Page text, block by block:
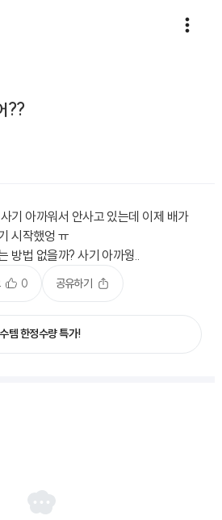
??
기 아까워서 안사고 있는데 이제 배가
시작했엉 ㅠ
방법 없을까? 사기 아까웡..
0 공유하기
템 한정수량 특가!